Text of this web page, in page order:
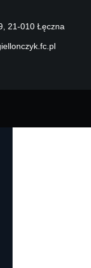
21-010 Łęczna